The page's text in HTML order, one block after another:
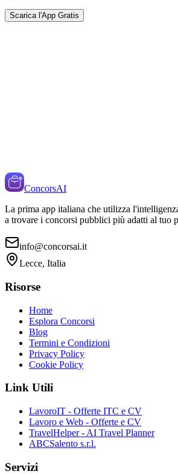
Scarica l'App Gratis
ConcorsAI
La prima app italiana che utilizza
a trovare i concorsi pubblici più adatti al tuo
info@concorsai.it
Lecce, Italia
Risorse
Home
Esplora Concorsi
Blog
Termini e Condizioni
Privacy Policy
Cookie Policy
Link Utili
LavoroIT - Offerte ITC e CV
Lavoro e Web - Offerte e CV
TravelHelper - AI Travel Planner
ABCSalento s.r.l.
Servizi